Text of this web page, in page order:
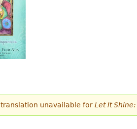
translation unavailable for Let It